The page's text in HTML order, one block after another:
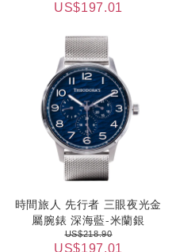
US$197.01
時間旅人 先行者 三眼夜光金
屬腕錶 深海藍-米蘭銀
US$218.90
US$197.01